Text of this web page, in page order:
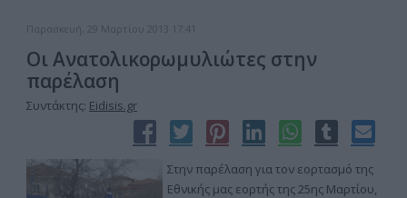
Παρασκευή, 29 Μαρτίου 2013 17:41
Οι Ανατολικορωμυλιώτες στην
παρέλαση
Συντάκτης: Eidisis.gr
Στην παρέλαση για τον εορτασμό της
Εθνικής μας εορτής της 25ης Μαρτίου,